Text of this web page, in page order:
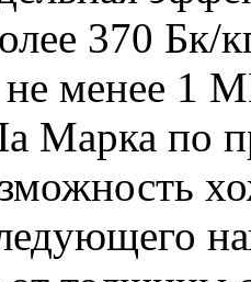
370 Бк/
менее 1
Марка по